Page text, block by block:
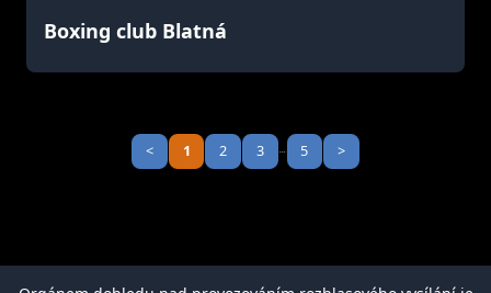
Boxing club Blatná
< 1 2 3 ... 5 >